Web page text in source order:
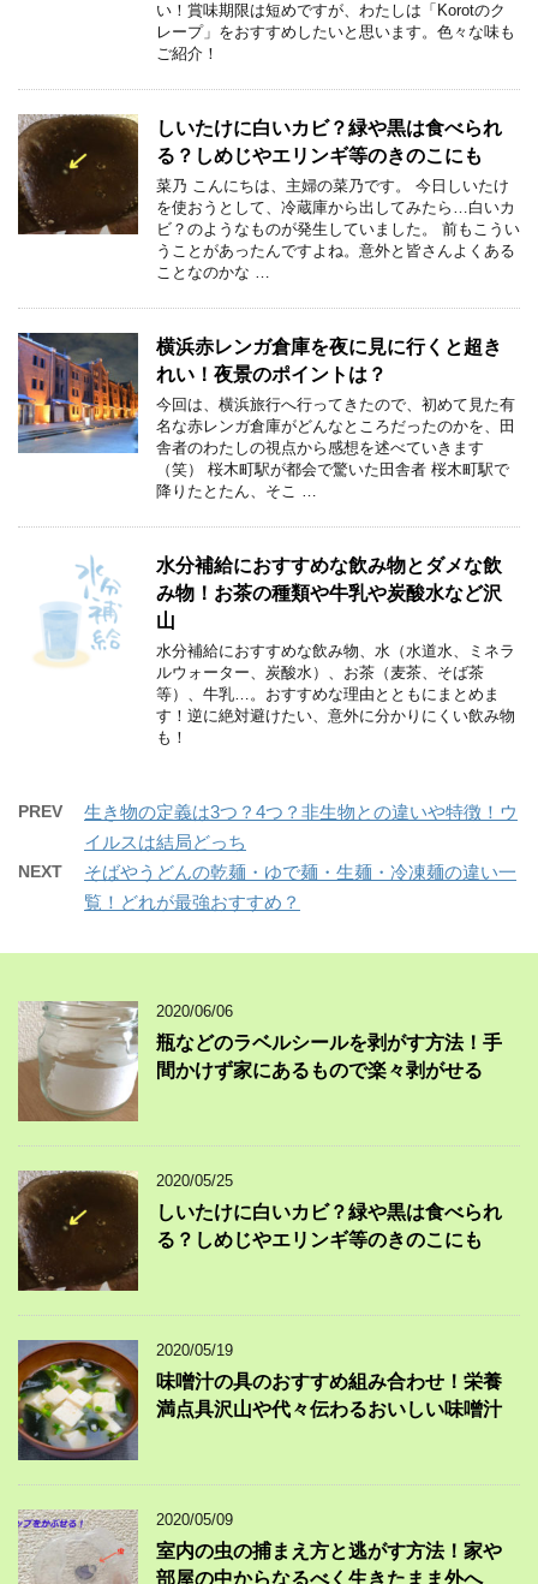
い！賞味期限は短めですが、わたしは「Korotのク
レープ」をおすすめしたいと思います。色々な味も
ご紹介！
しいたけに白いカビ？緑や黒は食べられ
る？しめじやエリンギ等のきのこにも
菜乃 こんにちは、主婦の菜乃です。 今日しいたけ
を使おうとして、冷蔵庫から出してみたら…白いカ
ビ？のようなものが発生していました。 前もこうい
うことがあったんですよね。意外と皆さんよくある
ことなのかな …
横浜赤レンガ倉庫を夜に見に行くと超き
れい！夜景のポイントは？
今回は、横浜旅行へ行ってきたので、初めて見た有
名な赤レンガ倉庫がどんなところだったのかを、田
舎者のわたしの視点から感想を述べていきます
（笑） 桜木町駅が都会で驚いた田舎者 桜木町駅で
降りたとたん、そこ …
水分補給におすすめな飲み物とダメな飲
み物！お茶の種類や牛乳や炭酸水など沢
山
水分補給におすすめな飲み物、水（水道水、ミネラ
ルウォーター、炭酸水）、お茶（麦茶、そば茶
等）、牛乳…。おすすめな理由とともにまとめま
す！逆に絶対避けたい、意外に分かりにくい飲み物
も！
PREV
生き物の定義は3つ？4つ？非生物との違いや特徴！ウ
イルスは結局どっち
NEXT
そばやうどんの乾麺・ゆで麺・生麺・冷凍麺の違い一
覧！どれが最強おすすめ？
2020/06/06
瓶などのラベルシールを剥がす方法！手
間かけず家にあるもので楽々剥がせる
2020/05/25
しいたけに白いカビ？緑や黒は食べられ
る？しめじやエリンギ等のきのこにも
2020/05/19
味噌汁の具のおすすめ組み合わせ！栄養
満点具沢山や代々伝わるおいしい味噌汁
2020/05/09
室内の虫の捕まえ方と逃がす方法！家や
部屋の中からなるべく生きたまま外へ